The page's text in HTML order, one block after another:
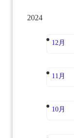
2024
12月
11月
10月